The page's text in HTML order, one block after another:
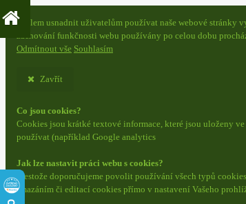
S cílem usnadnit uživatelům používat naše webové stránky
zachování funkčnosti webu používány po celou dobu
Odmítnout vše Souhlasím
Zavřít
Co jsou cookies?
Cookies jsou krátké textové informace, které jsou uloženy
používat (například Google analytics
Jak lze nastavit práci webu s cookies?
Přestože doporučujeme povolit používání všech typů
smazáním či editací cookies přímo v nastavení Vašeho